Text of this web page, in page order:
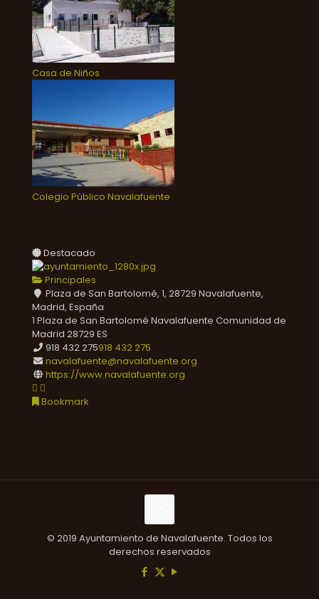
Casa de Niños
Colegio Público Navalafuente
Destacado
Principales
Plaza de San Bartolomé, 1, 28729 Navalafuente,
Madrid, España
1 Plaza de San Bartolomé Navalafuente Comunidad de
Madrid 28729 ES
918 432 275918 432 275
navalafuente@navalafuente.org
https://www.navalafuente.org
Bookmark
© 2019 Ayuntamiento de Navalafuente. Todos los
derechos reservados